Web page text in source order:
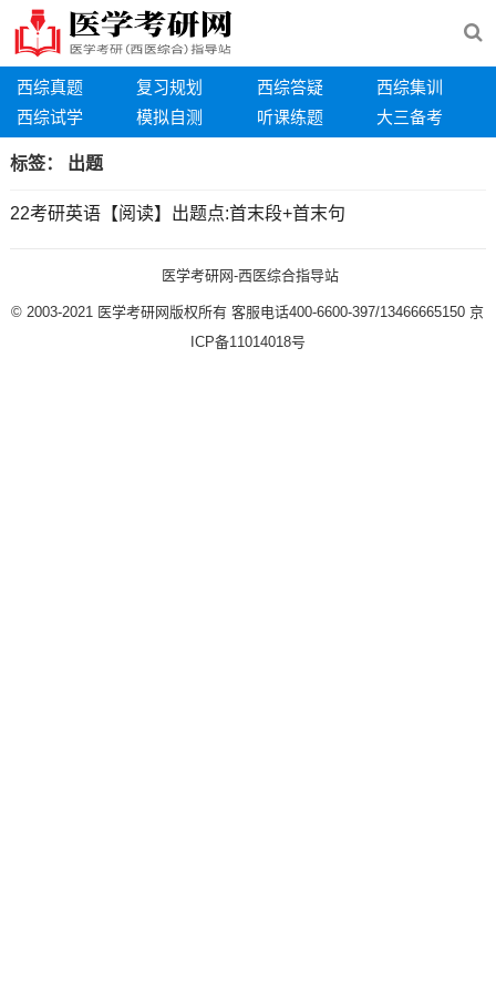
西综真题 复习规划 西综答疑
西综集训
西综试学
模拟自测 听课练题 大三备考
标签： 出题
22考研英语【阅读】出题点:首末段+首末句
医学考研网-西医综合指导站
© 2003-2021 医学考研网版权所有 客服电话400-6600-397/13466665150 京
ICP备11014018号